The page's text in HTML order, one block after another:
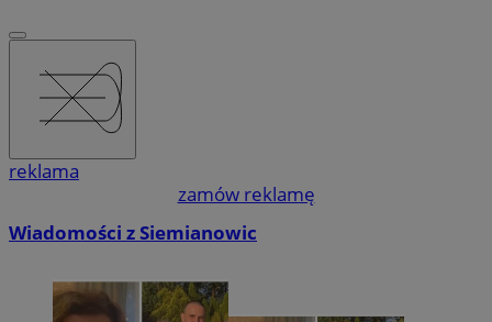
reklama
zamów reklamę
Wiadomości z Siemianowic